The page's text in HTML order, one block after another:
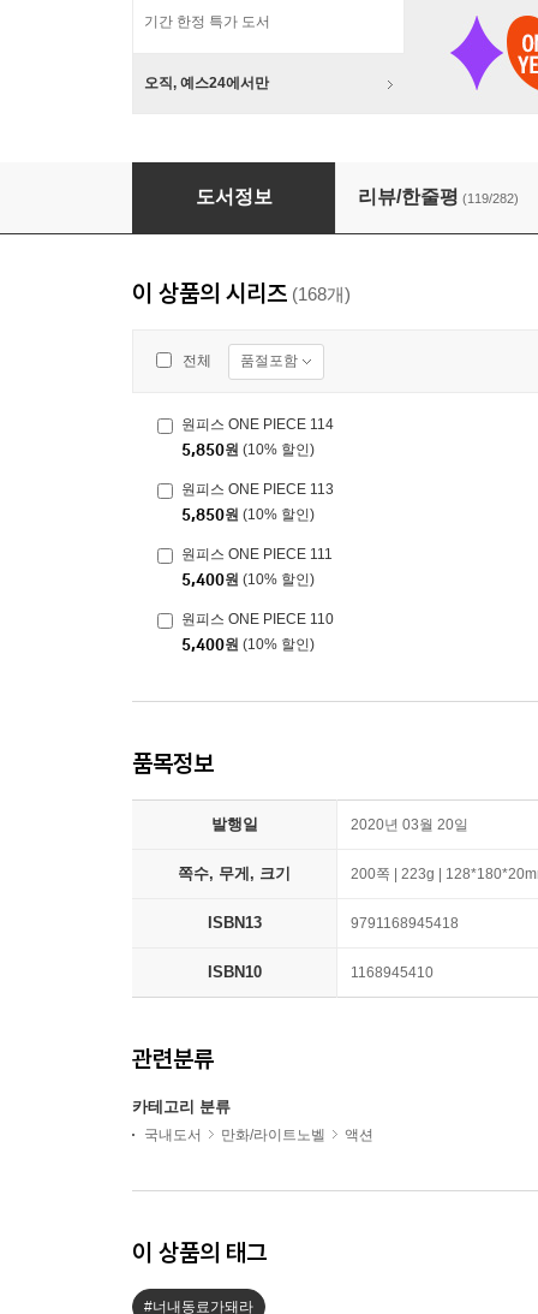
기간 한정 특가 도서
오직, 예스24에서만
원피스 ONE PIECE 95
도서정보 리뷰/한줄평 (119/282)
이 상품의 시리즈 (168개)
전체 품절포함
원피스 ONE PIECE 114
5,850원 (10% 할인)
원피스 ONE PIECE 113
5,850원 (10% 할인)
원피스 ONE PIECE 111
5,400원 (10% 할인)
원피스 ONE PIECE 110
5,400원 (10% 할인)
품목정보
발행일 2020년 03월 20일
쪽수, 무게, 크기 200쪽 | 223g |
ISBN13 9791168945418
ISBN10 1168945410
관련분류
카테고리 분류
국내도서 만화/라이트노벨 액션
이 상품의 태그
#너내동료가돼라